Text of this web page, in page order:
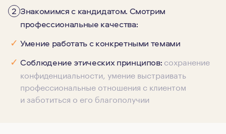
2 Знакомимся с кандидатом. Смотрим
профессиональные качества:
✓ Умение работать с конкретными темами
✓ Соблюдение этических принципов: сохранение
конфиденциальности, умение выстраивать
профессиональные отношения с клиентом
и заботиться о его благополучии